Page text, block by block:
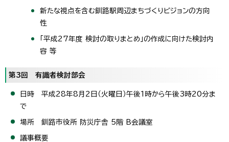
新たな視点を含む釧路駅周辺まちづくりビジョンの方向
性
「平成27年度 検討の取りまとめ」の作成に向けた検討内
容 等
第3回 有識者検討部会
日時 平成28年8月2日（火曜日）午後1時から午後3時20分ま
で
場所 釧路市役所 防災庁舎 5階 B会議室
議事概要